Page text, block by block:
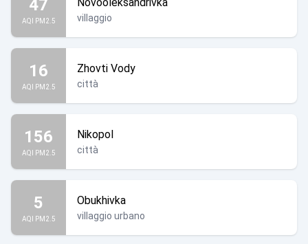
47
AQI PM2.5 villaggio
16
AQI PM2.5
Zhovti Vody
città
156
AQI PM2.5
Nikopol
città
5
AQI PM2.5
Obukhivka
villaggio urbano